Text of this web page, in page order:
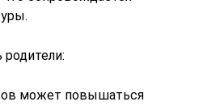
может повышаться